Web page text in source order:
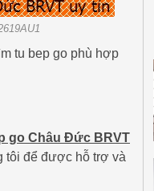
tu bep go phù hợp
go Châu Đức BRVT
tôi để được hỗ trợ và